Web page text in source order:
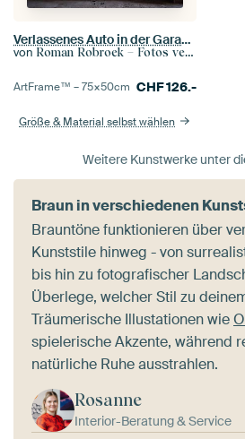
Verlassenes Auto in der Garage.
von Roman Robroek – Fotos verlassener Gebäude
ArtFrame™ –75×50cm CHF126.-
Größe & Material selbst wählen
Weitere Kunstwerke unter
Braun in verschiedenen
Brauntöne funktionieren über
Kunststile hinweg - von
bis hin zu fotografischer
Überlege, welcher Stil zu
Träumerische Illustationen wie
spielerische Akzente, während
natürliche Ruhe ausstrahlen.
Rosanne
Interior-Beratung & Service